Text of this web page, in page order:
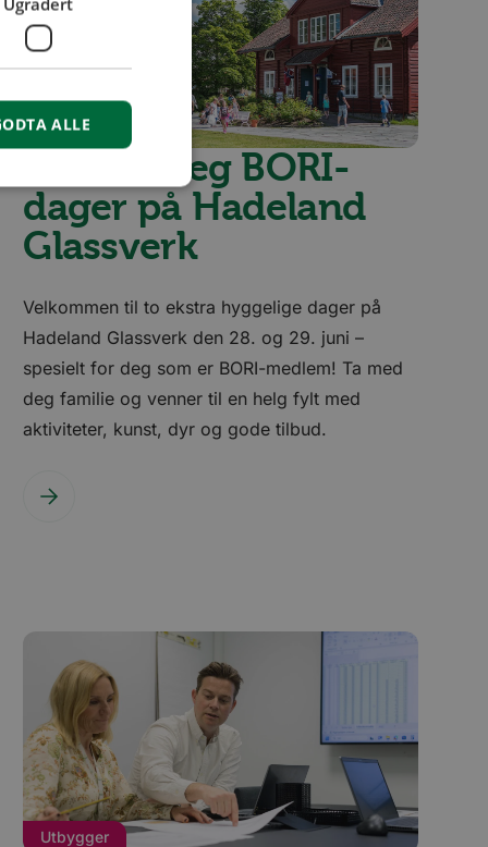
Medlem
Få med deg BORI-
dager på Hadeland
Glassverk
Velkommen til to ekstra hyggelige dager på
Hadeland Glassverk den 28. og 29. juni –
spesielt for deg som er BORI-medlem! Ta med
deg familie og venner til en helg fylt med
aktiviteter, kunst, dyr og gode tilbud.
Utbygger
ALLE
å opprettholde
Denne
for å spore
som sørger for at
som er
av Quantserve for
på
som